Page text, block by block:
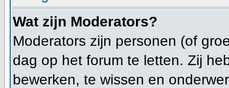
Wat zijn Moderators?
Moderators zijn personen (of
dag op het forum te letten. Zij
bewerken, te wissen en